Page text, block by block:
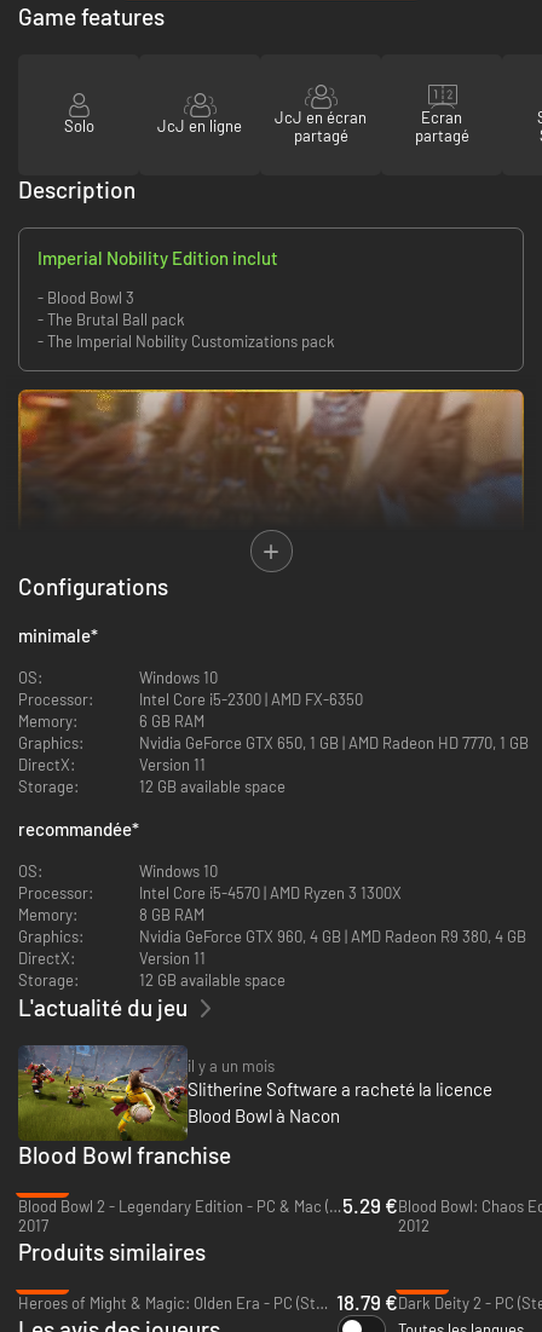
Game features
Solo JcJ en ligne
JcJ en écran
partagé
Ecran
partagé
Description
Imperial Nobility Edition inclut
- Blood Bowl 3
- The Brutal Ball pack
- The Imperial Nobility Customizations pack
Mettez vos crampons, enfilez votre casque, ajustez vos épaulettes et
votre plastron… et glissez (discrètement) une dague acérée à votre
ceinture.
Dans le Vieux Monde, les guerres ont disparu lorsque ses habitants ont
décidé de résoudre leurs conflits par l’intermédiaire du sport sacré du
dieu Nuffle : le Blood Bowl. Pour autant, celui-ci n’est pas moins sanglant
que les champs de batailles qu’il a remplacés. Meurtres, mutilations,
triche, corruption, sorcellerie et même interventions divines se
succèdent sur le terrain pour la plus grande joie des spectateurs !
parmi les 12 factions disponibles, chacune ayant ses
caractéristiques uniques, et entravez la progression de vos
adversaires en plaçant astucieusement vos joueurs. Esquivez ou
éliminez impitoyablement ceux qui se dressent sur votre chemin et
atteignez la zone d’en-but pour marquer des touchdown décisifs !
Les plus fins stratèges seront naturellement avantagés, mais qui
sait ? Un troll hors de contrôle pourrait dévorer un coéquipier et
changer le cours du match.
C’est vous le patron– Créez vos joueurs, personnalisez leur
apparence, leurs emblèmes et leur armure, recrutez vos
cheerleaders et votre coach, puis enchaînez les compétitions les
blessures sont monnaie courante et il est fort possible que certains
de vos joueurs quittent le terrain les pieds devant, mettant un terme
définitif à leur carrière…
Les nouveautés de Blood Bowl 3
Configurations
minimale*
OS:
Windows 10
Processor:
Intel Core i5-2300 | AMD FX-6350
Memory:
6 GB RAM
Graphics:
Nvidia GeForce GTX 650, 1 GB | AMD Radeon HD 7770, 1 GB
DirectX:
Version 11
Storage:
12 GB available space
recommandée*
OS:
Windows 10
Processor:
Intel Core i5-4570 | AMD Ryzen 3 1300X
Memory:
8 GB RAM
Graphics:
Nvidia GeForce GTX 960, 4 GB | AMD Radeon R9 380, 4 GB
DirectX:
Version 11
Storage:
12 GB available space
L'actualité du jeu
il y a un mois
Slitherine Software a racheté la licence
Blood Bowl à Nacon
Blood Bowl franchise
Blood Bowl 2 - Legendary Edition - PC & Mac (Steam)
2017
5.29 €Blood Bowl: Chaos
2012
Produits similaires
Heroes of Might & Magic: Olden Era - PC (Steam) 18.79 €Dark Deity 2 - PC